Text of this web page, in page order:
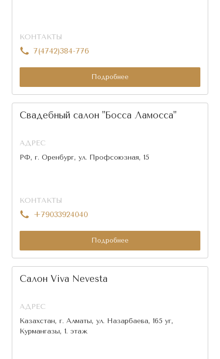
КОНТАКТЫ
7(4742)384-776
Подробнее
Свадебный салон "Босса Ламосса"
АДРЕС
РФ, г. Оренбург, ул. Профсоюзная, 15
КОНТАКТЫ
+79033924040
Подробнее
Салон Viva Nevesta
АДРЕС
Казахстан, г. Алматы, ул. Назарбаева, 165 уг,
Курмангазы, 1. этаж